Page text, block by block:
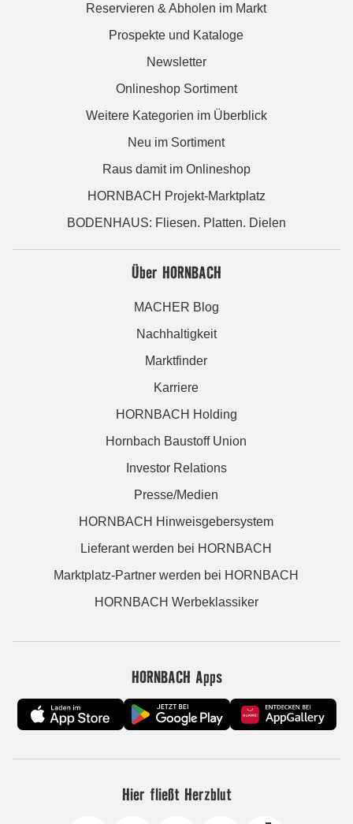
Reservieren & Abholen im Markt
Prospekte und Kataloge
Newsletter
Onlineshop Sortiment
Weitere Kategorien im Überblick
Neu im Sortiment
Raus damit im Onlineshop
HORNBACH Projekt-Marktplatz
BODENHAUS: Fliesen. Platten. Dielen
Über HORNBACH
MACHER Blog
Nachhaltigkeit
Marktfinder
Karriere
HORNBACH Holding
Hornbach Baustoff Union
Investor Relations
Presse/Medien
HORNBACH Hinweisgebersystem
Lieferant werden bei HORNBACH
Marktplatz-Partner werden bei HORNBACH
HORNBACH Werbeklassiker
HORNBACH Apps
Hier fließt Herzblut